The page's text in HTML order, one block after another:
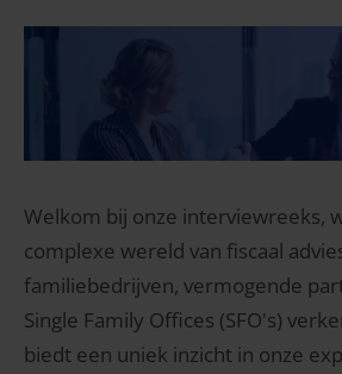
Welkom bij onze interviewreeks,
complexe wereld van fiscaal
familiebedrijven, vermogende
Single Family Offices (SFO's)
biedt een uniek inzicht in onze